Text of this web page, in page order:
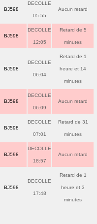
BJ598
DECOLLE
05:55
Aucun retard
BJ598
DECOLLE
12:05
Retard de 5
minutes
BJ598
DECOLLE
06:04
Retard de 1
heure et 14
minutes
BJ598
DECOLLE
06:09
Aucun retard
BJ598
DECOLLE
07:01
Retard de 31
minutes
BJ598
DECOLLE
18:57
Aucun retard
BJ598
DECOLLE
17:48
Retard de 1
heure et 3
minutes